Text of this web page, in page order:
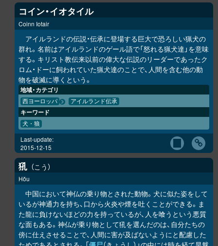
コイン・イオタイル
Coinn Iotair
アイルランドの伝説・伝承に登場する巨大で恐ろしい猟犬の
群れ。名前はアイルランドのゲール語で「怒れる猟犬達」を意味
する。キリスト教伝来以前の偉大な伝説のリーダーであったク
ロム・ドーに飼われていた猟犬達のことで、人間を含む他の動
物を破滅に導くという。
地域・カテゴリ
西ヨーロッパ アイルランド伝承
キーワード
犬・狼
Last-update:
2015-12-15
犼 こう
Hŏu
中国において神仏の乗り物とされた動物。犬に似た姿をして
いるが神通力を持ち、口から火炎や煙を吐くことができる。ま
た龍に負けないほどの力を持っているが、人を喰うという悪質
な面もある。神仏が乗り物として犼を選んだのは、自分たちの
傍に仕えさせることで、人間に害が及ばないようにと配慮した